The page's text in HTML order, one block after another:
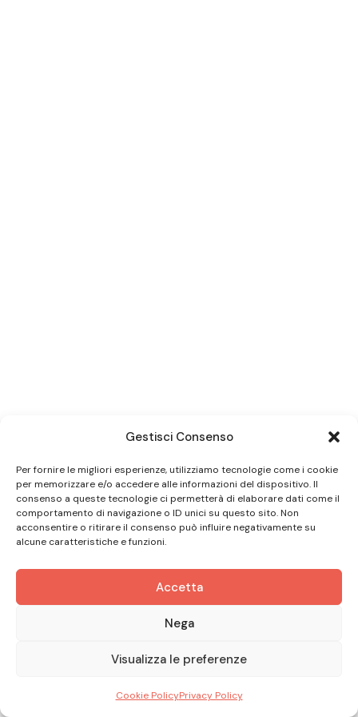
Gestisci Consenso
Per fornire le migliori esperienze, utilizziamo tecnologie come i cookie
per memorizzare e/o accedere alle informazioni del dispositivo. Il
consenso a queste tecnologie ci permetterà di elaborare dati come il
comportamento di navigazione o ID unici su questo sito. Non
acconsentire o ritirare il consenso può influire negativamente su
alcune caratteristiche e funzioni.
Accetta
Nega
Visualizza le preferenze
Cookie PolicyPrivacy Policy